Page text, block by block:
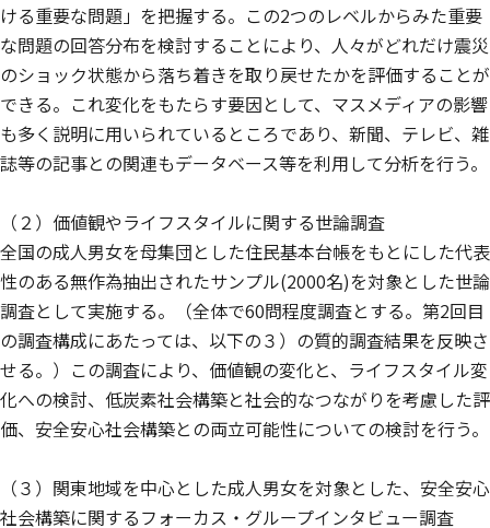
ける重要な問題」を把握する。この2つのレベルからみた重要
な問題の回答分布を検討することにより、人々がどれだけ震災
のショック状態から落ち着きを取り戻せたかを評価することが
できる。これ変化をもたらす要因として、マスメディアの影響
も多く説明に用いられているところであり、新聞、テレビ、雑
誌等の記事との関連もデータベース等を利用して分析を行う。
（２）価値観やライフスタイルに関する世論調査
全国の成人男女を母集団とした住民基本台帳をもとにした代表
性のある無作為抽出されたサンプル(2000名)を対象とした世論
調査として実施する。（全体で60問程度調査とする。第2回目
の調査構成にあたっては、以下の３）の質的調査結果を反映さ
せる。）この調査により、価値観の変化と、ライフスタイル変
化への検討、低炭素社会構築と社会的なつながりを考慮した評
価、安全安心社会構築との両立可能性についての検討を行う。
（３）関東地域を中心とした成人男女を対象とした、安全安心
社会構築に関するフォーカス・グループインタビュー調査